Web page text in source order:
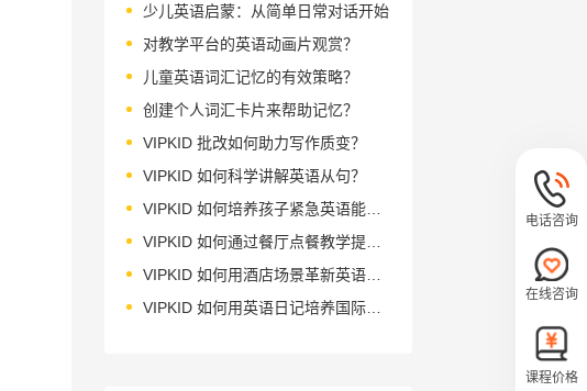
少儿英语启蒙：从简单日常对话开始
对教学平台的英语动画片观赏？
儿童英语词汇记忆的有效策略？
创建个人词汇卡片来帮助记忆？
VIPKID 批改如何助力写作质变？
VIPKID 如何科学讲解英语从句？
VIPKID 如何培养孩子紧急英语能力？
VIPKID 如何通过餐厅点餐教学提升少儿英语应用能力？
VIPKID 如何用酒店场景革新英语教学？
VIPKID 如何用英语日记培养国际化人才？
电话咨询
在线咨询
课程价格